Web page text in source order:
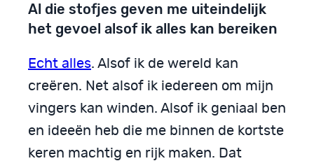
Al die stofjes geven me uiteindelijk
het gevoel alsof ik alles kan bereiken
Echt alles. Alsof ik de wereld kan
creëren. Net alsof ik iedereen om mijn
vingers kan winden. Alsof ik geniaal ben
en ideeën heb die me binnen de kortste
keren machtig en rijk maken. Dat